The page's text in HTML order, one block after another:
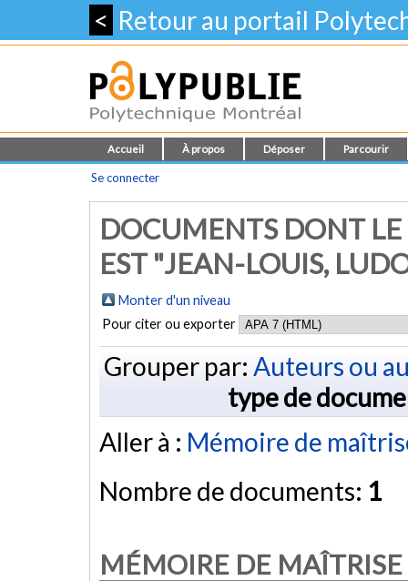
< Retour au portail
Accueil À propos Déposer Parcourir
Se connecter
DOCUMENTS DONT
EST "JEAN-LOUIS,
Monter d'un niveau
Pour citer ou exporter
Grouper par: Auteurs ou
type de
Aller à : Mémoire de
Nombre de documents: 1
MÉMOIRE DE MAÎTRISE